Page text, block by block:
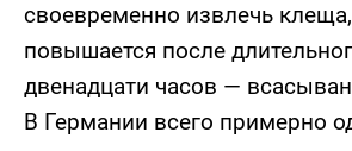
своевременно извлечь
повышается после
двенадцати часов —
В Германии всего примерно